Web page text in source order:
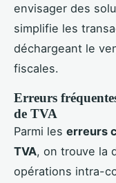
envisager des
simplifie les
déchargeant le
fiscales.
Erreurs
de TVA
Parmi les erreurs
TVA, on trouve la
opérations intra-